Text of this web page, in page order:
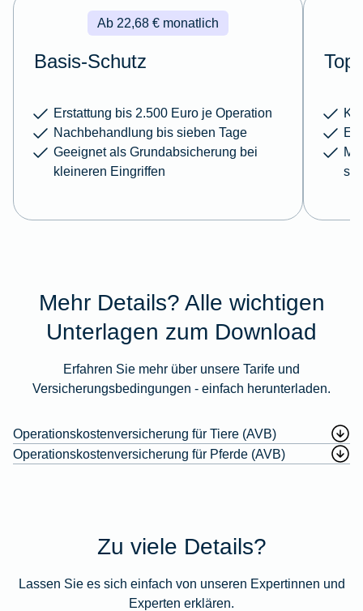
Ab 22,68 € monatlich
Basis-Schutz
Erstattung bis 2.500 Euro je Operation
Nachbehandlung bis sieben Tage
Geeignet als Grundabsicherung bei
kleineren Eingriffen
Mehr Details? Alle wichtigen
Unterlagen zum Download
Erfahren Sie mehr über unsere Tarife und
Versicherungsbedingungen - einfach herunterladen.
Operationskostenversicherung für Tiere (AVB)
Operationskostenversicherung für Pferde (AVB)
Zu viele Details?
Lassen Sie es sich einfach von unseren Expertinnen und
Experten erklären.